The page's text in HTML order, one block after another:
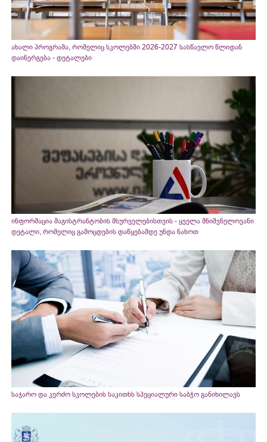
ახალი პროგრამა, რომელიც სკოლებში 2026-2027 სასწავლო წლიდან
დაინერგება - დეტალები
ინფორმაცია მაგისტრანტობის მსურველებისთვის - ყველა მნიშვნელოვანი
დეტალი, რომელიც გამოცდების დაწყებამდე უნდა ნახოთ
საჯარო და კერძო სკოლების საკითხს სპეციალური საბჭო განიხილავს